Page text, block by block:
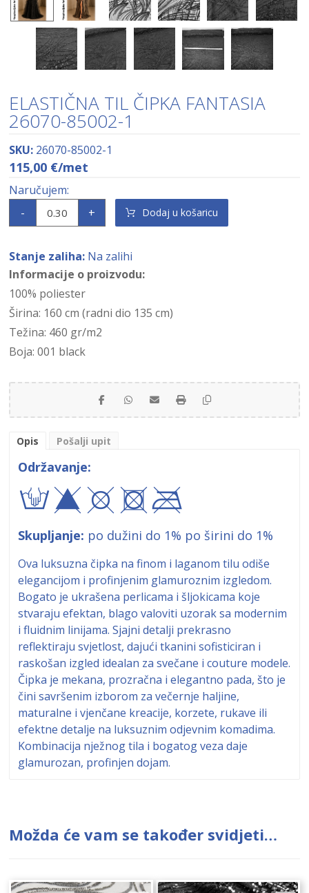
ELASTIČNA TIL ČIPKA FANTASIA
26070-85002-1
SKU: 26070-85002-1
115,00 €/met
- + Dodaj u košaricu
Stanje zaliha: Na zalihi
Informacije o proizvodu:
100% poliester
Širina: 160 cm (radni dio 135 cm)
Težina: 460 gr/m2
Boja: 001 black
Opis Pošalji upit
Održavanje:
ty\+$
Skupljanje: po dužini do 1% po širini do 1%
Ova luksuzna čipka na finom i laganom tilu odiše
elegancijom i profinjenim glamuroznim izgledom.
Bogato je ukrašena perlicama i šljokicama koje
stvaraju efektan, blago valoviti uzorak sa modernim
i fluidnim linijama. Sjajni detalji prekrasno
reflektiraju svjetlost, dajući tkanini sofisticiran i
raskošan izgled idealan za svečane i couture modele.
Čipka je mekana, prozračna i elegantno pada, što je
čini savršenim izborom za večernje haljine,
maturalne i vjenčane kreacije, korzete, rukave ili
efektne detalje na luksuznim odjevnim komadima.
Kombinacija nježnog tila i bogatog veza daje
glamurozan, profinjen dojam.
Možda će vam se također svidjeti…